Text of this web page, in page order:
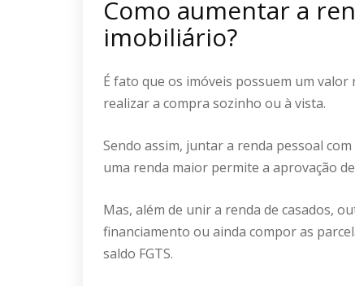
Como aumentar a
imobiliário?
É fato que os imóveis possuem um
realizar a compra sozinho ou à vista.
Sendo assim, juntar a renda pessoal
uma renda maior permite a aprovação
Mas, além de unir a renda de casados,
financiamento ou ainda compor as
saldo FGTS.